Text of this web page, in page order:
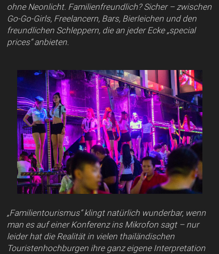
ohne Neonlicht. Familienfreundlich? Sicher – zwischen
Go-Go-Girls, Freelancern, Bars, Bierleichen und den
freundlichen Schleppern, die an jeder Ecke „special
prices“ anbieten.
„Familientourismus“ klingt natürlich wunderbar, wenn
man es auf einer Konferenz ins Mikrofon sagt – nur
leider hat die Realität in vielen thailändischen
Touristenhochburgen ihre ganz eigene Interpretation